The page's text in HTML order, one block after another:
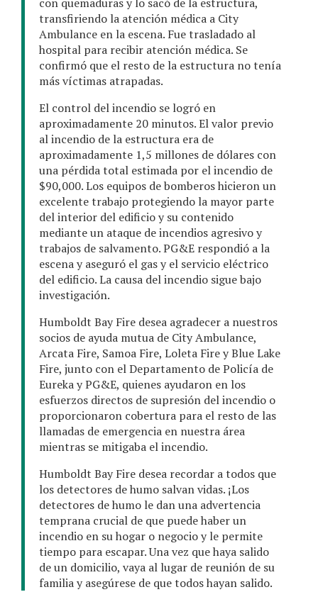
transfiriendo la atención médica a City
Ambulance en la escena. Fue trasladado al
hospital para recibir atención médica. Se
confirmó que el resto de la estructura no tenía
más víctimas atrapadas.
El control del incendio se logró en
aproximadamente 20 minutos. El valor previo
al incendio de la estructura era de
aproximadamente 1,5 millones de dólares con
una pérdida total estimada por el incendio de
$90,000. Los equipos de bomberos hicieron un
excelente trabajo protegiendo la mayor parte
del interior del edificio y su contenido
mediante un ataque de incendios agresivo y
trabajos de salvamento. PG&E respondió a la
escena y aseguró el gas y el servicio eléctrico
del edificio. La causa del incendio sigue bajo
investigación.
Humboldt Bay Fire desea agradecer a nuestros
socios de ayuda mutua de City Ambulance,
Arcata Fire, Samoa Fire, Loleta Fire y Blue Lake
Fire, junto con el Departamento de Policía de
Eureka y PG&E, quienes ayudaron en los
esfuerzos directos de supresión del incendio o
proporcionaron cobertura para el resto de las
llamadas de emergencia en nuestra área
mientras se mitigaba el incendio.
Humboldt Bay Fire desea recordar a todos que
los detectores de humo salvan vidas. ¡Los
detectores de humo le dan una advertencia
temprana crucial de que puede haber un
incendio en su hogar o negocio y le permite
tiempo para escapar. Una vez que haya salido
de un domicilio, vaya al lugar de reunión de su
familia y asegúrese de que todos hayan salido.